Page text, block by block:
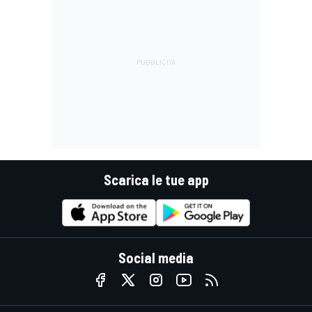
Scarica le tue app
Social media